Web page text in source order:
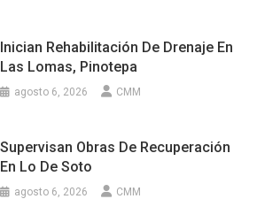
Inician Rehabilitación De Drenaje En
Las Lomas, Pinotepa
agosto 6, 2026 CMM
Supervisan Obras De Recuperación
En Lo De Soto
agosto 6, 2026 CMM